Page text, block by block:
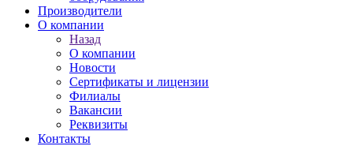
Производители
О компании
Назад
О компании
Новости
Сертификаты и лицензии
Филиалы
Вакансии
Реквизиты
Контакты